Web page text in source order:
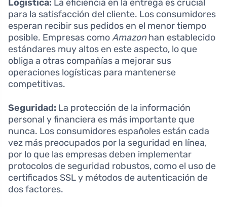
Logística: La eficiencia en la entrega es crucial
para la satisfacción del cliente. Los consumidores
esperan recibir sus pedidos en el menor tiempo
posible. Empresas comoAmazonhan establecido
estándares muy altos en este aspecto, lo que
obliga a otras compañías a mejorar sus
operaciones logísticas para mantenerse
competitivas.
Seguridad: La protección de la información
personal y financiera es más importante que
nunca. Los consumidores españoles están cada
vez más preocupados por la seguridad en línea,
por lo que las empresas deben implementar
protocolos de seguridad robustos, como el uso de
certificados SSL y métodos de autenticación de
dos factores.